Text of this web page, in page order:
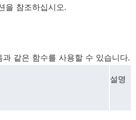
을 참조하십시오.
같은 함수를 사용할 수 있습니다.
설명